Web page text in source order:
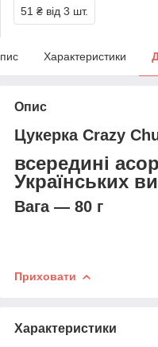
51 ₴ від 3 шт.
Характеристики
Опис
Цукерка Crazy
всередині
Українських
Вага — 80 г
Приховати
Характеристики